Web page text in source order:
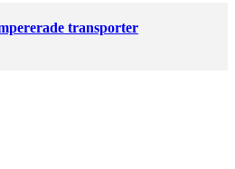
transporter